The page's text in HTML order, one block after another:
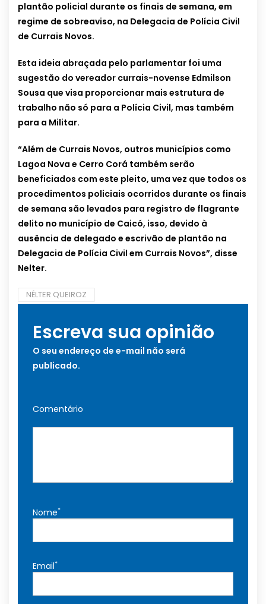
plantão policial durante os finais de semana, em
regime de sobreaviso, na Delegacia de Polícia Civil
de Currais Novos.
Esta ideia abraçada pelo parlamentar foi uma
sugestão do vereador currais-novense Edmilson
Sousa que visa proporcionar mais estrutura de
trabalho não só para a Polícia Civil, mas também
para a Militar.
“Além de Currais Novos, outros municípios como
Lagoa Nova e Cerro Corá também serão
beneficiados com este pleito, uma vez que todos os
procedimentos policiais ocorridos durante os finais
de semana são levados para registro de flagrante
delito no município de Caicó, isso, devido à
ausência de delegado e escrivão de plantão na
Delegacia de Polícia Civil em Currais Novos”, disse
Nelter.
NÉLTER QUEIROZ
Escreva sua opinião
O seu endereço de e-mail não será
publicado.
Comentário
Nome*
Email*